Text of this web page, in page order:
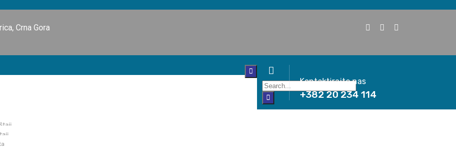
Crna Gora
Kontaktirajte nas
+382 20 234 114
“Javna uprava i e-servisi”